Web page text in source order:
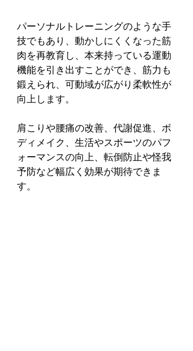
パーソナルトレーニングのような手
技でもあり、動かしにくくなった筋
肉を再教育し、本来持っている運動
機能を引き出すことができ、筋力も
鍛えられ、可動域が広がり柔軟性が
向上します。
肩こりや腰痛の改善、代謝促進、ボ
ディメイク、生活やスポーツのパフ
ォーマンスの向上、転倒防止や怪我
予防など幅広く効果が期待できま
す。